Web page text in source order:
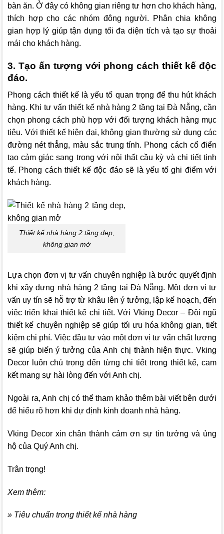
bàn ăn. Ở đây có không gian riêng tư hơn cho khách hàng,
thích hợp cho các nhóm đông người. Phân chia không
gian hợp lý giúp tận dụng tối đa diện tích và tạo sự thoải
mái cho khách hàng.
3. Tạo ấn tượng với phong cách thiết kế độc
đáo.
Phong cách thiết kế là yếu tố quan trọng để thu hút khách
hàng. Khi tư vấn thiết kế nhà hàng 2 tầng tại Đà Nẵng, cần
chọn phong cách phù hợp với đối tượng khách hàng mục
tiêu. Với thiết kế hiện đại, không gian thường sử dụng các
đường nét thẳng, màu sắc trung tính. Phong cách cổ điển
tạo cảm giác sang trọng với nội thất cầu kỳ và chi tiết tinh
tế. Phong cách thiết kế độc đáo sẽ là yếu tố ghi điểm với
khách hàng.
Thiết kế nhà hàng 2 tầng đẹp,
không gian mở
Lựa chọn đơn vị tư vấn chuyên nghiệp là bước quyết định
khi xây dựng nhà hàng 2 tầng tại Đà Nẵng. Một đơn vị tư
vấn uy tín sẽ hỗ trợ từ khâu lên ý tưởng, lập kế hoạch, đến
việc triển khai thiết kế chi tiết. Với Vking Decor – Đội ngũ
thiết kế chuyên nghiệp sẽ giúp tối ưu hóa không gian, tiết
kiệm chi phí. Việc đầu tư vào một đơn vị tư vấn chất lượng
sẽ giúp biến ý tưởng của Anh chị thành hiện thực. Vking
Decor
luôn chú trọng đến từng chi tiết trong thiết kế, cam
kết mang sự hài lòng đến với Anh chị.
Ngoài ra, Anh chị có thể tham khảo thêm bài viết bên dưới
để hiểu rõ hơn khi dự định kinh doanh nhà hàng.
Vking Decorxin chân thành cảm ơn sự tin tưởng và ủng
hộ của Quý Anh chị.
Trân trọng!
Xem thêm:
» Tiêu chuẩn trong thiết kế nhà hàng